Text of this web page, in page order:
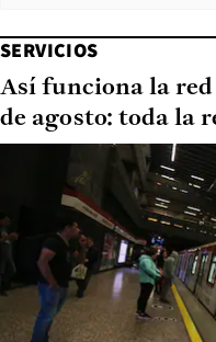
SERVICIOS
Así funciona la red
de agosto: toda la